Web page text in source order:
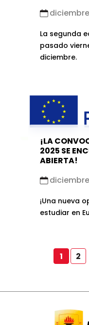
diciembre
La segunda
pasado
diciembre.
¡LA
2025 SE
ABIERTA!
diciembre
¡Una nueva
estudiar en
1 2